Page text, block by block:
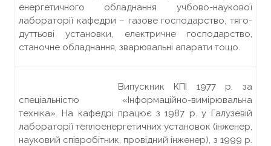
енергетичного обладнання учбово-наукової
лабораторії кафедри – газове господарство, тяго-
дуттьові установки, електричне господарство,
станочне обладнання, зварювальні апарати тощо.
Випускник КПІ 1977 р. за
спеціальністю «Інформаційно-вимірювальна
техніка». На кафедрі працює з 1987 р. у Галузевій
лабораторії теплоенергетичних установок (інженер,
науковий співробітник, провідний інженер), з 1999 р.